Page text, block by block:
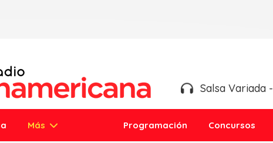
Salsa Variada -
Más Programación Concursos